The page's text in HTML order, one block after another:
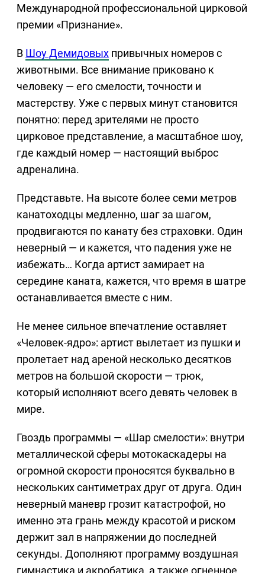
Международной профессиональной цирковой
премии «Признание».
В Шоу Демидовых привычных номеров с
животными. Все внимание приковано к
человеку — его смелости, точности и
мастерству. Уже с первых минут становится
понятно: перед зрителями не просто
цирковое представление, а масштабное шоу,
где каждый номер — настоящий выброс
адреналина.
Представьте. На высоте более семи метров
канатоходцы медленно, шаг за шагом,
продвигаются по канату без страховки. Один
неверный — и кажется, что падения уже не
избежать… Когда артист замирает на
середине каната, кажется, что время в шатре
останавливается вместе с ним.
Не менее сильное впечатление оставляет
«Человек-ядро»: артист вылетает из пушки и
пролетает над ареной несколько десятков
метров на большой скорости — трюк,
который исполняют всего девять человек в
мире.
Гвоздь программы — «Шар смелости»: внутри
металлической сферы мотокаскадеры на
огромной скорости проносятся буквально в
нескольких сантиметрах друг от друга. Один
неверный маневр грозит катастрофой, но
именно эта грань между красотой и риском
держит зал в напряжении до последней
секунды. Дополняют программу воздушная
гимнастика и акробатика, а также огненное